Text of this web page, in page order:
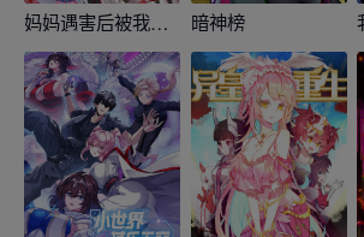
妈妈遇害后被我变成了猫娘 暗神榜